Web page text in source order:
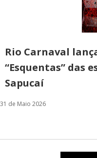
Rio Carnaval
“Esquentas” das
Sapucaí
31 de Maio 2026